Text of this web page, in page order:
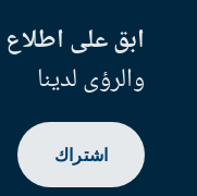
ابق على اطلاع
والرؤى لدينا
اشتراك